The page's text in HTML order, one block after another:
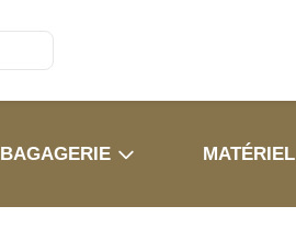
BAGAGERIE MATÉRIEL